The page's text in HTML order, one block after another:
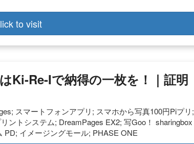
to visit
Ki-Re-Iで納得の一枚を！｜証明
スマートフォンアプリ; スマホから写真100円Piプリ;
ントシステム; DreamPages EX2; 写Goo！ sharingbox
イメージングモール; PHASE ONE